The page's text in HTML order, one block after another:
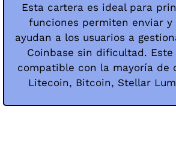
Esta cartera es ideal para
funciones permiten enviar y
ayudan a los usuarios a
Coinbase sin dificultad. Este
compatible con la mayoría de
Litecoin, Bitcoin, Stellar